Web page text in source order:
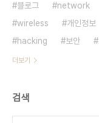
블로그
network
wireless
개인정보
hacking
보안
더보기
검색